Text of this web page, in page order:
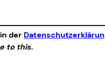
der
to this.